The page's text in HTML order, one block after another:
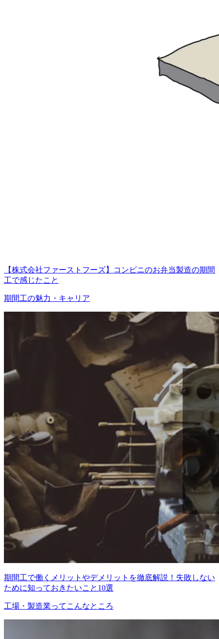
【株式会社ファーストフーズ】コンビニのお弁当製造の期間
工で感じたこと
期間工の魅力・キャリア
期間工で働くメリットやデメリットを徹底解説！失敗しない
ために知っておきたいこと10選
工場・製造業ってこんなところ